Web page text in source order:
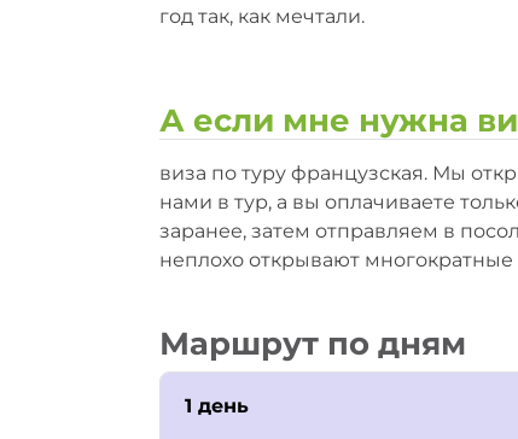
год так, как мечтали.
А если мне нужна
виза по туру французская. Мы
нами в тур, а вы оплачиваете
заранее, затем отправляем в
неплохо открывают многократные
Маршрут по дням
1 день